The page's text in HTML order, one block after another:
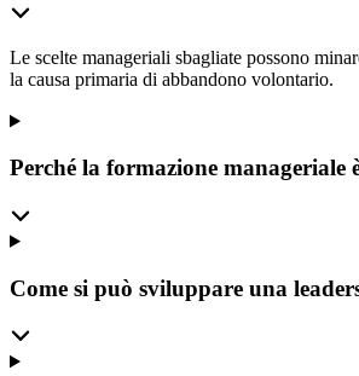
Le scelte manageriali sbagliate possono
la causa primaria di abbandono volontario.
Perché la formazione manageriale
Come si può sviluppare una